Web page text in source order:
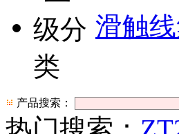
滑触
产品搜索：